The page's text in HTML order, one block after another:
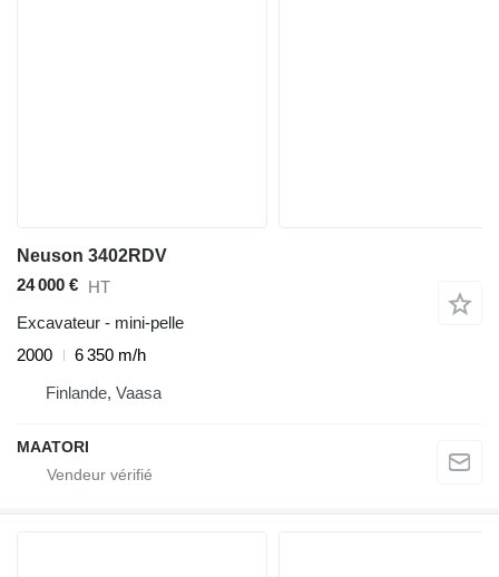
Neuson 3402RDV
24 000 € HT
Excavateur - mini-pelle
2000
6 350 m/h
Finlande, Vaasa
MAATORI